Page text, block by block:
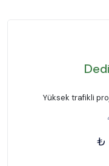
Yüksek trafikli
₺